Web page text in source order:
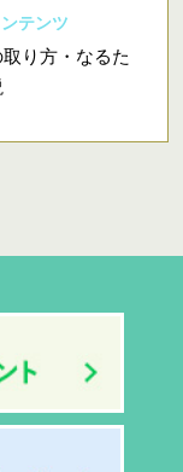
テンツ
り方・なるた